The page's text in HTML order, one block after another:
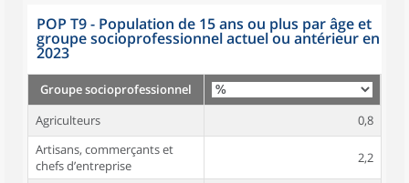
POP T9 - Population de 15 ans ou plus par âge et
groupe socioprofessionnel actuel ou antérieur en
2023
Groupe socioprofessionnel
Agriculteurs
0,8
Artisans, commerçants et
chefs d’entreprise
2,2